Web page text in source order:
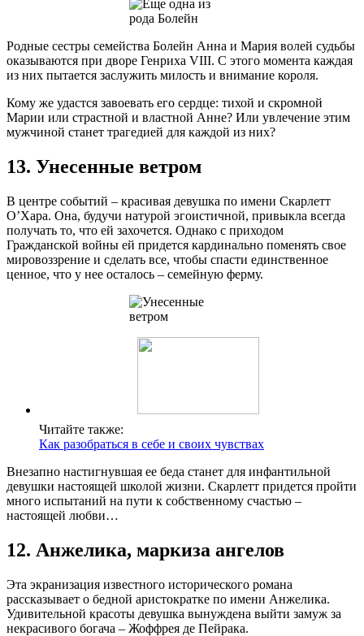
Родные сестры семейства Болейн Анна и Мария волей судьбы
оказываются при дворе Генриха VIII. С этого момента каждая
из них пытается заслужить милость и внимание короля.
Кому же удастся завоевать его сердце: тихой и скромной
Марии или страстной и властной Анне? Или увлечение этим
мужчиной станет трагедией для каждой из них?
13. Унесенные ветром
В центре событий – красивая девушка по имени Скарлетт
О’Хара. Она, будучи натурой эгоистичной, привыкла всегда
получать то, что ей захочется. Однако с приходом
Гражданской войны ей придется кардинально поменять свое
мировоззрение и сделать все, чтобы спасти единственное
ценное, что у нее осталось – семейную ферму.
Читайте также:
Как разобраться в себе и своих чувствах
Внезапно настигнувшая ее беда станет для инфантильной
девушки настоящей школой жизни. Скарлетт придется пройти
много испытаний на пути к собственному счастью –
настоящей любви…
12. Анжелика, маркиза ангелов
Эта экранизация известного исторического романа
рассказывает о бедной аристократке по имени Анжелика.
Удивительной красоты девушка вынуждена выйти замуж за
некрасивого богача – Жоффрея де Пейрака.